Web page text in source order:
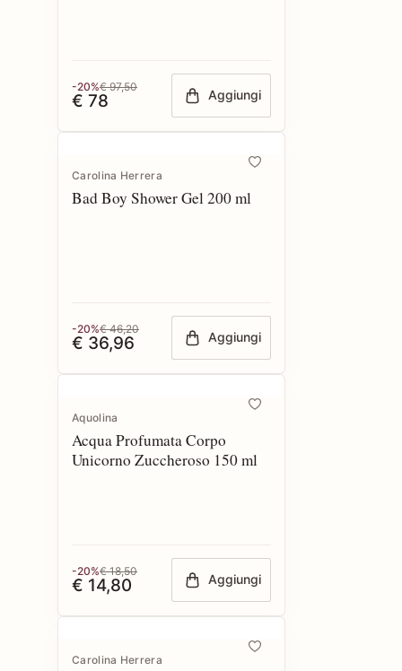
-20%€ 97,50
€ 78 Aggiungi
Carolina Herrera
Bad Boy Shower Gel 200 ml
-20%€ 46,20
€ 36,96 Aggiungi
Aquolina
Acqua Profumata Corpo
Unicorno Zuccheroso 150 ml
-20%€ 18,50
€ 14,80 Aggiungi
Carolina Herrera